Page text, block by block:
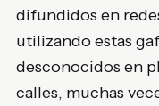
difundidos en
utilizando estas
desconocidos en
calles, muchas